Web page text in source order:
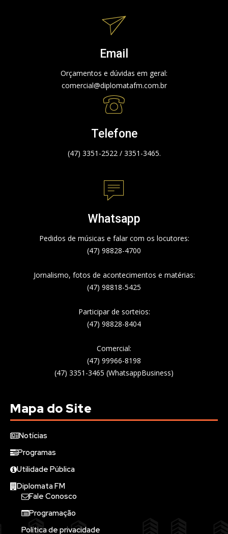
Email
Orçamentos e dúvidas em geral:
comercial@diplomatafm.com.br
Telefone
(47) 3351-2522 / 3351-3465.
Whatsapp
Pedidos de músicas e falar com os locutores:
(47) 98828-4700
Jornalismo, fotos de acontecimentos e matérias:
(47) 98818-5425
Participar de sorteios:
(47) 98828-8404
Comercial:
(47) 99966-8198
(47) 3351-3465 (WhatsappBusiness)
Mapa do Site
Notícias
Programas
Utilidade Pública
Diplomata FM
Fale Conosco
Programação
Política de privacidade